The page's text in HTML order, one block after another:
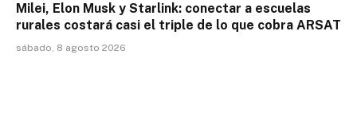
Milei, Elon Musk y Starlink: conectar a escuelas
rurales costará casi el triple de lo que cobra ARSAT
sábado, 8 agosto 2026